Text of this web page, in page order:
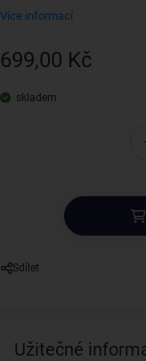
Více informací
699,00 Kč
skladem
Sdílet
Užitečné